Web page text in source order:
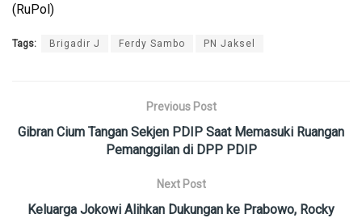
(RuPol)
Tags: Brigadir J Ferdy Sambo PN Jaksel
Previous Post
Gibran Cium Tangan Sekjen PDIP Saat Memasuki Ruangan
Pemanggilan di DPP PDIP
Next Post
Keluarga Jokowi Alihkan Dukungan ke Prabowo, Rocky